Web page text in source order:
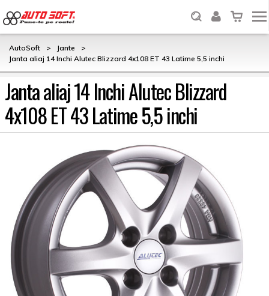
AutoSoft > Jante
>
Janta aliaj 14 Inchi Alutec Blizzard 4x108 ET 43 Latime 5,5 inchi
Janta aliaj 14 Inchi Alutec Blizzard
4x108 ET 43 Latime 5,5 inchi